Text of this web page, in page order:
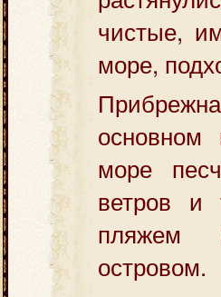
чистые,
море,
море
ветров и
пляжем
островом.